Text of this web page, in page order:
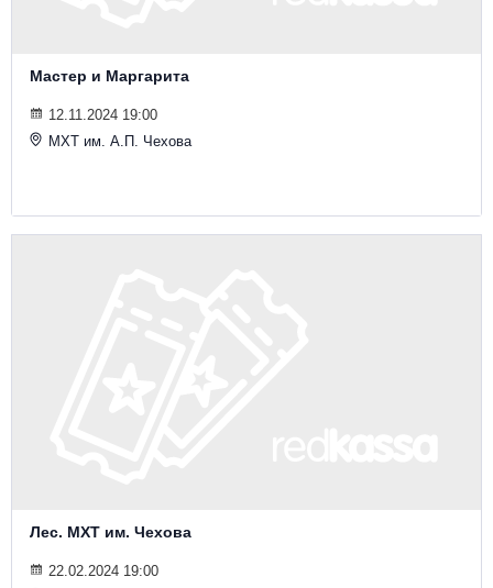
Мастер и Маргарита
12.11.2024 19:00
МХТ им. А.П. Чехова
Лес. МХТ им. Чехова
22.02.2024 19:00